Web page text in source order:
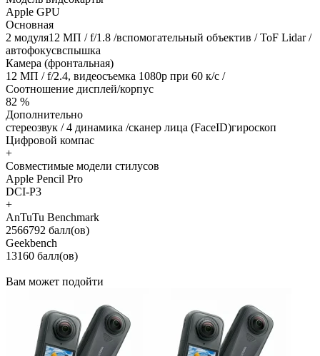
Apple GPU
Основная
2 модуля12 МП / f/1.8 /вспомогательный объектив / ToF Lidar /
автофокусвспышка
Камера (фронтальная)
12 МП / f/2.4, видеосъемка 1080р при 60 к/с /
Соотношение дисплей/корпус
82 %
Дополнительно
стереозвук / 4 динамика /сканер лица (FaceID)гироскоп
Цифровой компас
+
Совместимые модели стилусов
Apple Pencil Pro
DCI-P3
+
AnTuTu Benchmark
2566792 балл(ов)
Geekbench
13160 балл(ов)
Вам может подойти